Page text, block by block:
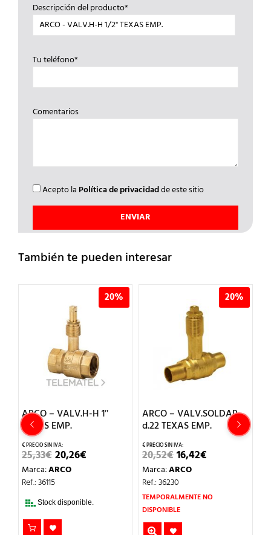
Descripción del producto*
Tu teléfono*
Comentarios
Acepto la Política de privacidadde este sitio
También te pueden interesar
20%
ARCO – VALV.H-H 1″
TEXAS EMP.
25,33€EL
PRECIO
ORIGINAL
ERA:
20,26€
Marca:ARCO
Ref.: 36115
Stock disponible.
20%
ARCO – VALV.SOLDAR
d.22 TEXAS EMP.
20,52€EL
PRECIO
ORIGINAL
ERA:
20,52€.
16,42€
16,42€.
Marca:ARCO
Ref.: 36230
TEMPORALMENTE NO
DISPONIBLE